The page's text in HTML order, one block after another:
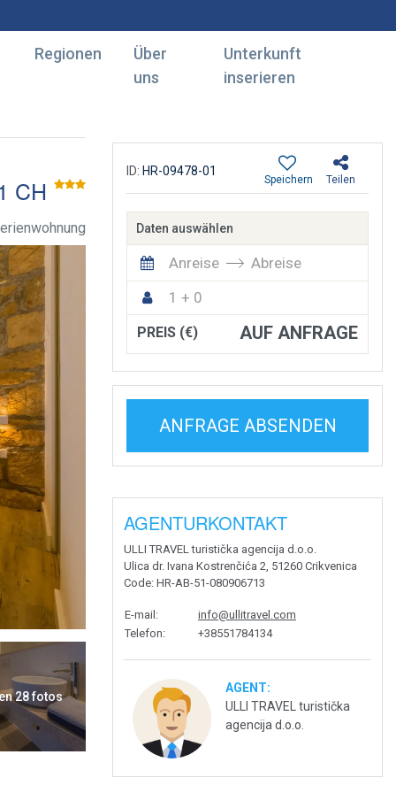
Regionen
Über
uns
Unterkunft
inserieren
CH
28 fotos
ID: HR-09478-01
Teilen
Speichern
Daten auswählen
Anreise
Abreise
1 + 0
PREIS (€) AUF ANFRAGE
ANFRAGE ABSENDEN
AGENTURKONTAKT
ULLI TRAVEL turistička agencija d.o.o.
Ulica dr. Ivana Kostrenčića 2, 51260 Crikvenica
Code: HR-AB-51-080906713
E-mail :
info@ullitravel.com
Telefon: +38551784134
AGENT:
ULLI TRAVEL turistička
agencija d.o.o.